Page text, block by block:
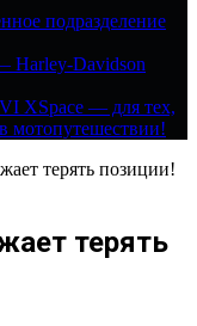
подразделение
Harley-Davidson
XSpace — для тех,
мотопутешествии!
терять позиции!
терять